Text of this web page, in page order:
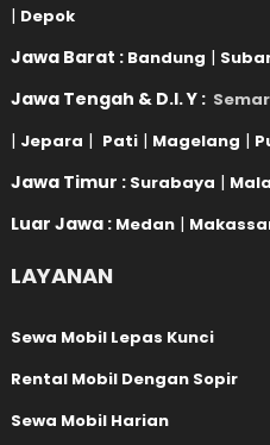
| Depok
Jawa Barat : Bandung |
Jawa Tengah & D.I. Y :
| Jepara | Pati | Magelang |
Jawa Timur : Surabaya |
Luar Jawa : Medan |
LAYANAN
Sewa Mobil Lepas Kunci
Rental Mobil Dengan Sopir
Sewa Mobil Harian